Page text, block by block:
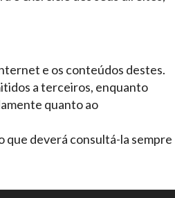
e os conteúdos destes.
a terceiros, enquanto
quanto ao
que deverá consultá-la sempre